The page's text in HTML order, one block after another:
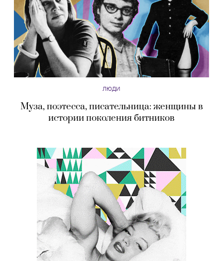
ЛЮДИ
Муза, поэтесса, писательница: женщины в
истории поколения битников